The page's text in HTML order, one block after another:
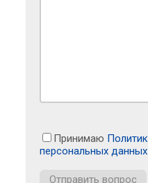
Принимаю
персональных данных